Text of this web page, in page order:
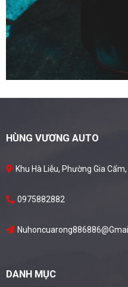
HÙNG VƯƠNG AUTO
Khu Hà Liễu, Phường Gia
0975882882
DANH MỤC